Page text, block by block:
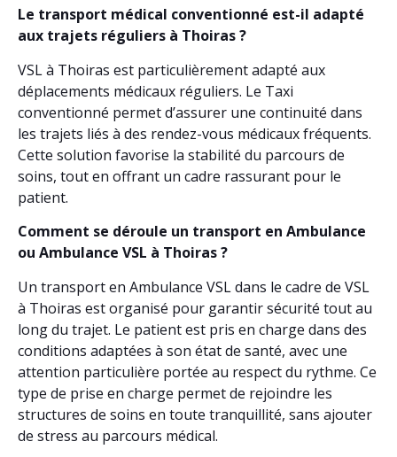
Le transport médical conventionné est-il adapté
aux trajets réguliers à Thoiras ?
VSL à Thoiras est particulièrement adapté aux
déplacements médicaux réguliers. Le Taxi
conventionné permet d’assurer une continuité dans
les trajets liés à des rendez-vous médicaux fréquents.
Cette solution favorise la stabilité du parcours de
soins, tout en offrant un cadre rassurant pour le
patient.
Comment se déroule un transport en Ambulance
ou Ambulance VSL à Thoiras ?
Un transport en Ambulance VSL dans le cadre de VSL
à Thoiras est organisé pour garantir sécurité tout au
long du trajet. Le patient est pris en charge dans des
conditions adaptées à son état de santé, avec une
attention particulière portée au respect du rythme. Ce
type de prise en charge permet de rejoindre les
structures de soins en toute tranquillité, sans ajouter
de stress au parcours médical.